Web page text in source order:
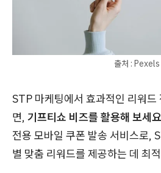
출처 : Pexels
STP 마케팅에서 효과적인 리워드
면, 기프티쇼 비즈를 활용해 보세
전용 모바일 쿠폰 발송 서비스로,
별 맞춤 리워드를 제공하는 데 최